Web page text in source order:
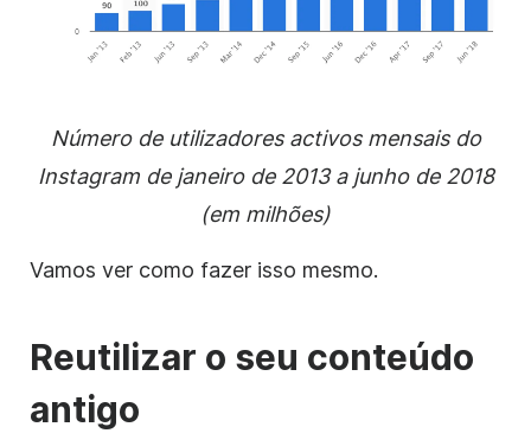
Número de utilizadores activos mensais do
Instagram de janeiro de 2013 a junho de 2018
(em milhões)
Vamos ver como fazer isso mesmo.
Reutilizar o seu conteúdo
antigo